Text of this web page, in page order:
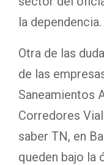
la dependencia.
Otra de las
de las
Saneamientos
Corredores
saber TN, en
queden bajo la